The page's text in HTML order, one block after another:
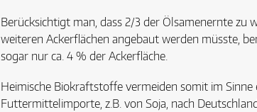
Berücksichtigt man, dass 2/3 der Ölsamenernte
weiteren Ackerflächen angebaut werden müsste,
sogar nur ca. 4 % der Ackerfläche.
Heimische Biokraftstoffe vermeiden somit im
Futtermittelimporte, z.B. von Soja, nach